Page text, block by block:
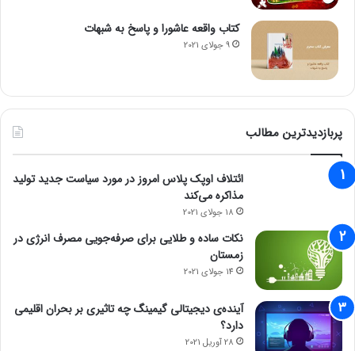
کتاب واقعه عاشورا و پاسخ به شبهات
9 جولای 2021
پربازدیدترین مطالب
ائتلاف اوپک پلاس امروز در مورد سیاست جدید تولید
مذاکره می‌کند
18 جولای 2021
نکات ساده و طلایی برای صرفه‌جویی مصرف انرژی در
زمستان
14 جولای 2021
آینده‌ی دیجیتالی گیمینگ چه تاثیری بر بحران اقلیمی
دارد؟
28 آوریل 2021